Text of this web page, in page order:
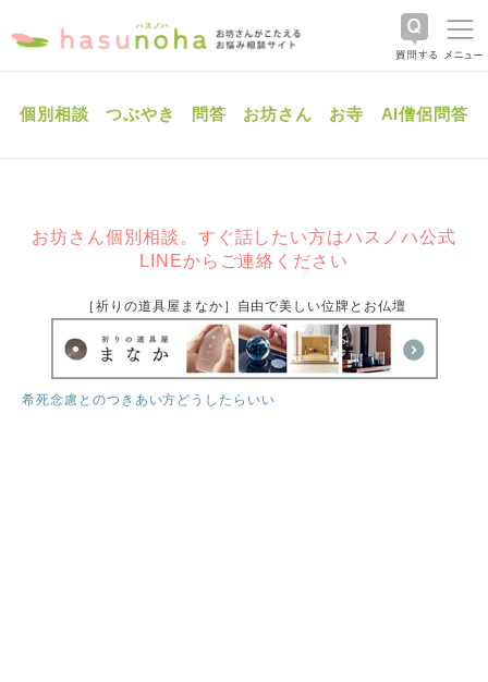
個別相談 つぶやき 問答 お坊さん お寺 AI僧侶問答
お坊さん個別相談。すぐ話したい方はハスノハ公式
LINEからご連絡ください
［祈りの道具屋まなか］自由で美しい位牌とお仏壇
希死念慮とのつきあい方どうしたらいい